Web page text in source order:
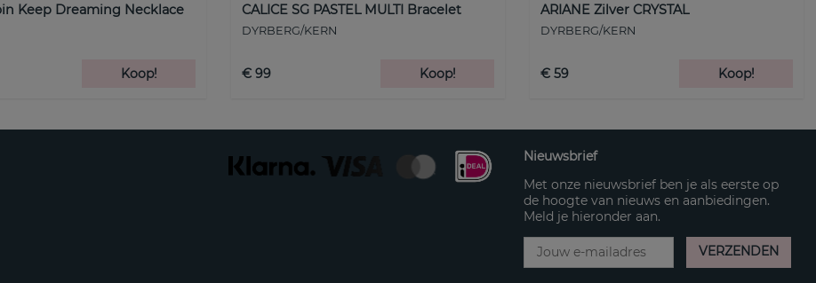
Keep Dreaming Necklace
Koop!
CALICE SG PASTEL MULTI Bracelet
DYRBERG/KERN
€ 99 Koop!
ARIANE Zilver CRYSTAL
DYRBERG/KERN
€ 59 Koop!
Nieuwsbrief
Met onze nieuwsbrief ben je als eerste op
de hoogte van nieuws en aanbiedingen.
Meld je hieronder aan.
VERZENDEN